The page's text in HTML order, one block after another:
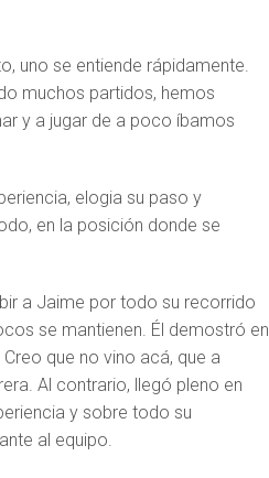
uno se entiende rápidamente.
muchos partidos, hemos
y a jugar de a poco íbamos
elogia su paso y
en la posición donde se
a Jaime por todo su recorrido
se mantienen. Él demostró en
que no vino acá, que a
Al contrario, llegó pleno en
y sobre todo su
al equipo.